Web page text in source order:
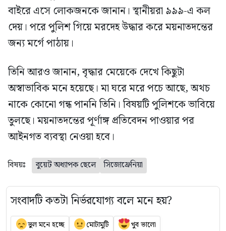
বাইরে এসে লোকজনকে জানান। স্থানীয়রা ৯৯৯-এ কল
দেয়। পরে পুলিশ গিয়ে মরদেহ উদ্ধার করে ময়নাতদন্তের
জন্য মর্গে পাঠায়।
তিনি আরও জানান, বৃদ্ধার মেয়েকে দেখে কিছুটা
অস্বাভাবিক মনে হয়েছে। মা ঘরে মরে পচে আছে, অথচ
নাকে কোনো গন্ধ পাননি তিনি। বিষয়টি পুলিশকে ভাবিয়ে
তুলছে। ময়নাতদন্তের পূর্ণাঙ্গ প্রতিবেদন পাওয়ার পর
আইনগত ব্যবস্থা নেওয়া হবে।
বিষয়ঃ বুয়েট অধ্যাপক ছেলে সিজোফ্রেনিয়া
সংবাদটি কতটা নির্ভরযোগ্য বলে মনে হয়?
ভুল মনে হচ্ছে মোটামুটি খুব ভালো